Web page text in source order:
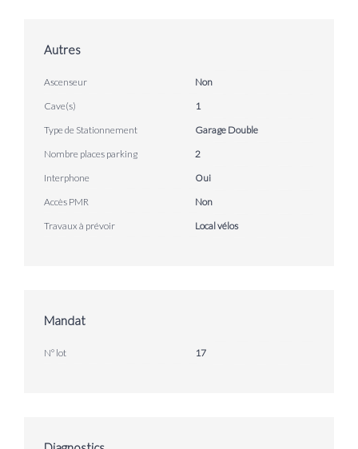
Autres
Ascenseur
Non
Cave(s)
1
Type de Stationnement
Garage Double
Nombre places parking
2
Interphone
Oui
Accès PMR
Non
Travaux à prévoir
Local vélos
Mandat
N° lot 17